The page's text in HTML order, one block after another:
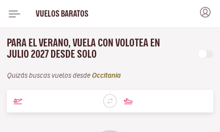
VUELOS BARATOS
PARA EL VERANO, VUELA CON VOLOTEA EN
JULIO 2027 DESDE SOLO
Quizás buscas vuelos desde Occitania